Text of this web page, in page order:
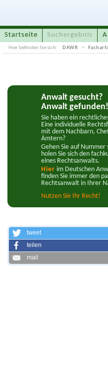
Startseite Suchergebnis
Hier befinden Sie sich: DAWR
Anwalt gesucht?
Anwalt gefunden!
Sie haben ein
Eine individuelle
mit dem Nachbarn,
Ämtern?
Gehen Sie auf Nummer
holen Sie sich den
eines Rechtsanwalts.
Hier im Deutschen
finden Sie immer den
Rechtsanwalt in Ihrer
Nutzen Síe Ihr Recht!
tweet
teilen
mail